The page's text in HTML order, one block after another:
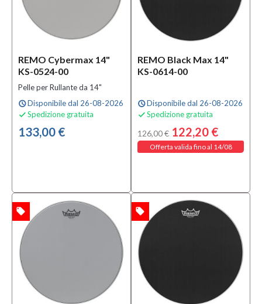
Marchio
(12)
(25)
EVANS
(29)
MOSTRA
Pelle
Mesh
da
10"
(4)
Pelle
Mesh
da
REMO Cybermax 14"
KS-0524-00
Pelle per Rullante da 14"
scheduleDisponibile dal 26-08-2026
 Spedizione gratuita
133,00 €
REMO Black Max 14"
KS-0614-00
scheduleDisponibile dal 26-08-2026
 Spedizione gratuita
126,00 € 122,20 €
Offerta valida fino al 14/08
local_offer OFFERTA local_offer